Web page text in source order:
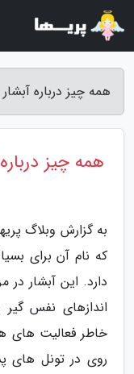
همه چیز درباره آبشار
همه چیز درباره
به گزارش وبلاگ
که نام آن برای
دارد. این آبشار در
اندازهای نفس
خاطر فعالیت های
روی در تونل های